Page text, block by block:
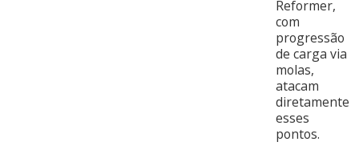
Reformer,
com
progressão
de carga via
molas,
atacam
diretamente
esses
pontos.